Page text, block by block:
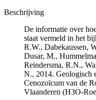
Beschrijving
De informatie over
staat vermeld in het
R.W., Dabekaussen,
Dusar, M.,
Reindersma, R.N.,
N., 2014. Geologisch
Cenozoïcum van de
Vlaanderen (H3O-